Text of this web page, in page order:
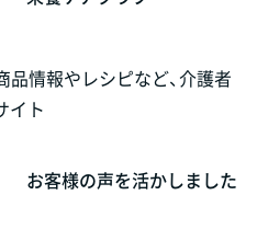
品情報やレシピなど、介護者
イト
お客様の声を活かしました